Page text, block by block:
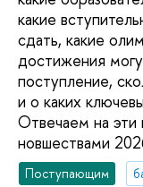
какие
сдать, какие
достижения
поступление,
и о каких
Отвечаем на
новшествами
Поступающим